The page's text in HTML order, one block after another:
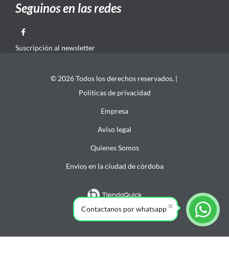
Seguinos en las redes
Suscripción al newsletter
© 2026 Todos los derechos reservados. |
Politicas de privacidad
Empresa
Aviso legal
Quienes Somos
Envios en la ciudad de córdoba
Contactanos por whatsapp